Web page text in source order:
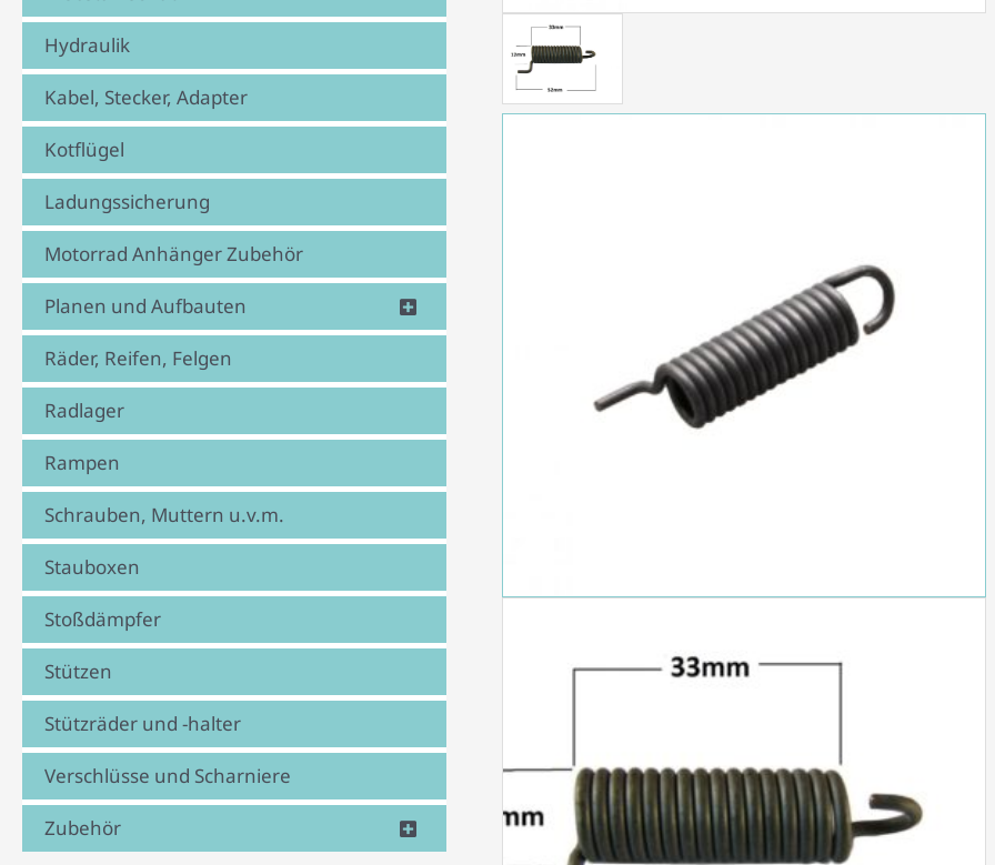
Hydraulik
Kabel, Stecker, Adapter
Kotflügel
Ladungssicherung
Motorrad Anhänger Zubehör
Planen und Aufbauten
Räder, Reifen, Felgen
Radlager
Rampen
Schrauben, Muttern u.v.m.
Stauboxen
Stoßdämpfer
Stützen
Stützräder und -halter
Verschlüsse und Scharniere
Zubehör